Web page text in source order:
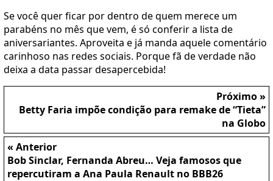
Se você quer ficar por dentro de quem merece um
parabéns no mês que vem, é só conferir a lista de
aniversariantes. Aproveita e já manda aquele comentário
carinhoso nas redes sociais. Porque fã de verdade não
deixa a data passar desapercebida!
Próximo »
Betty Faria impõe condição para remake de “Tieta”
na Globo
« Anterior
Bob Sinclar, Fernanda Abreu… Veja famosos que
repercutiram a Ana Paula Renault no BBB26